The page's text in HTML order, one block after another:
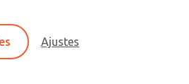
Ajustes